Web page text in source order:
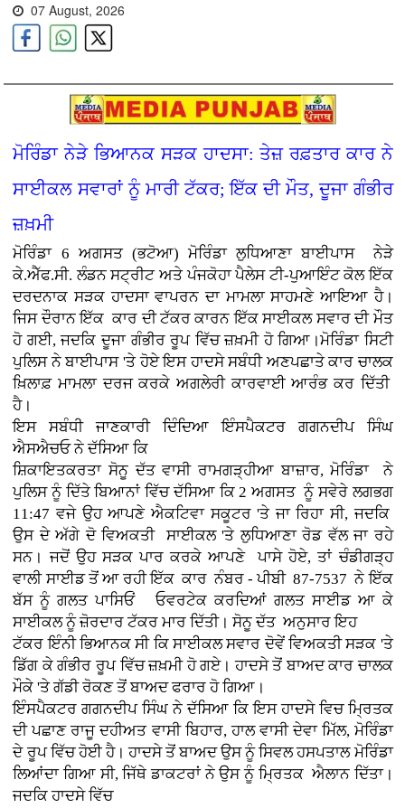
07 August, 2026
ਮੋਰਿੰਡਾ ਨੇੜੇ ਭਿਆਨਕ ਸੜਕ ਹਾਦਸਾ: ਤੇਜ਼ ਰਫ਼ਤਾਰ ਕਾਰ ਨੇ
ਸਾਈਕਲ ਸਵਾਰਾਂ ਨੂੰ ਮਾਰੀ ਟੱਕਰ; ਇੱਕ ਦੀ ਮੌਤ, ਦੂਜਾ ਗੰਭੀਰ
ਜ਼ਖ਼ਮੀ
ਮੋਰਿੰਡਾ 6 ਅਗਸਤ (ਭਟੋਆ)ਮੋਰਿੰਡਾ ਲੁਧਿਆਣਾ ਬਾਈਪਾਸ ਨੇੜੇ
ਕੇ.ਐੱਫ.ਸੀ. ਲੰਡਨ ਸਟ੍ਰੀਟ ਅਤੇ ਪੰਜਕੋਹਾ ਪੈਲੇਸ ਟੀ-ਪੁਆਇੰਟ ਕੋਲ ਇੱਕ
ਦਰਦਨਾਕ ਸੜਕ ਹਾਦਸਾ ਵਾਪਰਨ ਦਾ ਮਾਮਲਾ ਸਾਹਮਣੇ ਆਇਆ ਹੈ।
ਜਿਸ ਦੌਰਾਨ ਇੱਕ ਕਾਰ ਦੀ ਟੱਕਰ ਕਾਰਨ ਇੱਕ ਸਾਈਕਲ ਸਵਾਰ ਦੀ ਮੌਤ
ਹੋ ਗਈ, ਜਦਕਿ ਦੂਜਾ ਗੰਭੀਰ ਰੂਪ ਵਿੱਚ ਜ਼ਖ਼ਮੀ ਹੋ ਗਿਆ।ਮੋਰਿੰਡਾ ਸਿਟੀ
ਪੁਲਿਸ ਨੇ ਬਾਈਪਾਸ 'ਤੇ ਹੋਏ ਇਸ ਹਾਦਸੇ ਸਬੰਧੀ ਅਣਪਛਾਤੇ ਕਾਰ ਚਾਲਕ
ਖ਼ਿਲਾਫ਼ ਮਾਮਲਾ ਦਰਜ ਕਰਕੇ ਅਗਲੇਰੀ ਕਾਰਵਾਈ ਆਰੰਭ ਕਰ ਦਿੱਤੀ
ਹੈ।
ਇਸ ਸਬੰਧੀ ਜਾਣਕਾਰੀ ਦਿੰਦਿਆ ਇੰਸਪੈਕਟਰ ਗਗਨਦੀਪ ਸਿੰਘ
ਐਸਐਚਓ ਨੇ ਦੱਸਿਆ ਕਿ
ਸ਼ਿਕਾਇਤਕਰਤਾ ਸੋਨੂ ਦੱਤ ਵਾਸੀ ਰਾਮਗੜ੍ਹੀਆ ਬਾਜ਼ਾਰ, ਮੋਰਿੰਡਾ ਨੇ
ਪੁਲਿਸ ਨੂੰ ਦਿੱਤੇ ਬਿਆਨਾਂ ਵਿੱਚ ਦੱਸਿਆ ਕਿ 2 ਅਗਸਤ ਨੂੰ ਸਵੇਰੇ ਲਗਭਗ
11:47 ਵਜੇ ਉਹ ਆਪਣੇ ਐਕਟਿਵਾ ਸਕੂਟਰ 'ਤੇ ਜਾ ਰਿਹਾ ਸੀ, ਜਦਕਿ
ਉਸ ਦੇ ਅੱਗੇ ਦੋ ਵਿਅਕਤੀ ਸਾਈਕਲ 'ਤੇ ਲੁਧਿਆਣਾ ਰੋਡ ਵੱਲ ਜਾ ਰਹੇ
ਸਨ। ਜਦੋਂ ਉਹ ਸੜਕ ਪਾਰ ਕਰਕੇ ਆਪਣੇ ਪਾਸੇ ਹੋਏ, ਤਾਂ ਚੰਡੀਗੜ੍ਹ
ਵਾਲੀ ਸਾਈਡ ਤੋਂ ਆ ਰਹੀ ਇੱਕ ਕਾਰ ਨੰਬਰ - ਪੀਬੀ 87-7537 ਨੇ ਇੱਕ
ਬੱਸ ਨੂੰ ਗਲਤ ਪਾਸਿਓਂ ਓਵਰਟੇਕ ਕਰਦਿਆਂ ਗਲਤ ਸਾਈਡ ਆ ਕੇ
ਸਾਈਕਲ ਨੂੰ ਜ਼ੋਰਦਾਰ ਟੱਕਰ ਮਾਰ ਦਿੱਤੀ। ਸੋਨੂ ਦੱਤ ਅਨੁਸਾਰ ਇਹ
ਟੱਕਰ ਇੰਨੀ ਭਿਆਨਕ ਸੀ ਕਿ ਸਾਈਕਲ ਸਵਾਰ ਦੋਵੇਂ ਵਿਅਕਤੀ ਸੜਕ 'ਤੇ
ਡਿੱਗ ਕੇ ਗੰਭੀਰ ਰੂਪ ਵਿੱਚ ਜ਼ਖ਼ਮੀ ਹੋ ਗਏ। ਹਾਦਸੇ ਤੋਂ ਬਾਅਦ ਕਾਰ ਚਾਲਕ
ਮੌਕੇ 'ਤੇ ਗੱਡੀ ਰੋਕਣ ਤੋਂ ਬਾਅਦ ਫਰਾਰ ਹੋ ਗਿਆ।
ਇੰਸਪੈਕਟਰ ਗਗਨਦੀਪ ਸਿੰਘ ਨੇ ਦੱਸਿਆ ਕਿ ਇਸ ਹਾਦਸੇ ਵਿਚ ਮ੍ਰਿਤਕ
ਦੀ ਪਛਾਣ ਰਾਜੂ ਦਹੀਅਤ ਵਾਸੀ ਬਿਹਾਰ, ਹਾਲ ਵਾਸੀ ਦੇਵਾ ਮਿੱਲ, ਮੋਰਿੰਡਾ
ਦੇ ਰੂਪ ਵਿੱਚ ਹੋਈ ਹੈ। ਹਾਦਸੇ ਤੋਂ ਬਾਅਦ ਉਸ ਨੂੰ ਸਿਵਲ ਹਸਪਤਾਲ ਮੋਰਿੰਡਾ
ਲਿਆਂਦਾ ਗਿਆ ਸੀ, ਜਿੱਥੇ ਡਾਕਟਰਾਂ ਨੇ ਉਸ ਨੂੰ ਮ੍ਰਿਤਕ ਐਲਾਨ ਦਿੱਤਾ।
ਜਦਕਿ ਹਾਦਸੇ ਵਿੱਚ